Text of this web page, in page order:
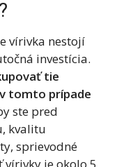
vírivka nestojí
investícia.
tie
tomto prípade
ste pred
kvalitu
sprievodné